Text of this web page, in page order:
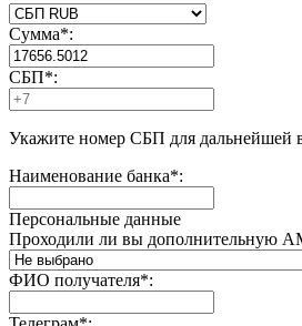
Сумма*:
СБП*:
Укажите номер СБП для дальнейшей
Наименование банка*:
Персональные данные
Проходили ли вы дополнительную
ФИО получателя*: